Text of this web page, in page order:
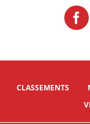
CLASSEMENTS